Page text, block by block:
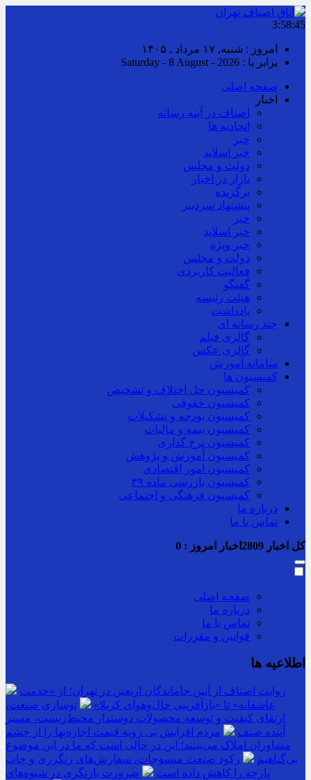
3:58:45
امروز : شنبه, ۱۷ مرداد , ۱۴۰۵
برابر با : Saturday - 8 August - 2026
صفحه اصلی
اخبار
اصناف در آینه رسانه
اتحادیه ها
خبر
خبر اسلايد
دولت و مجلس
بازار در اخبار
برگزیده
پیشنهاد سردبیر
خبر
خبر اسلايد
خبر ویژه
دولت و مجلس
فعالیت کاربردی
گفتگو
هیئت رئیسه
یادداشت
چند رسانه ای
گالری فیلم
گالری عکس
سامانه آموزش
کمیسیون ها
کمیسیون حل اختلاف و تشخیص
کمیسیون حقوقی
کمیسیون بودجه و تشکیلات
کمیسیون بیمه و مالیات
کمیسیون نرخ گذاری
کمیسیون آموزش و پژوهش
کمیسیون امور اقتصادی
کمیسیون بازرسی ماده ۳۹
کمیسیون فرهنگی و اجتماعی
درباره ما
تماس با ما
کل اخبار اخبار امروز : 0
صفحه اصلی
درباره ما
تماس با ما
قوانین و مقررات
اطلاعیه ها
روایت اصناف از آیین جاماندگان اربعین در تهران؛ از «خدمت
عاشقانه» تا «بازآفرینی حال‌وهوای کربلا»
نوسازی صنعت،
ارتقای کیفیت و توسعه محصولات دوستدار محیط‌زیست، مسیر
آینده صنف
مردم افزایش بی رویه قیمت اجاره‌بها را از چشم
مشاوران املاک می‌بینند؛ این در حالی است که ما در این موضوع
بی‌گناهیم
رکود صنعت منسوجات، سفارش‌های رنگرزی و چاپ
پارچه را کاهش داده است
ضرورت بازنگری در شیوه‌های